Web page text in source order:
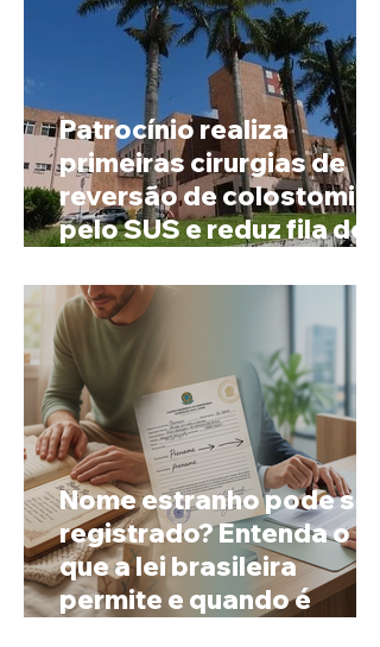
Patrocínio realiza
primeiras cirurgias de
reversão de colostomia
pelo SUS e reduz fila de
Nome estranho pode ser
registrado? Entenda o
que a lei brasileira
permite e quando é